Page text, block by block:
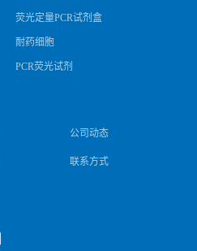
荧光定量PCR试剂盒
耐药细胞
PCR荧光试剂
公司动态
联系方式